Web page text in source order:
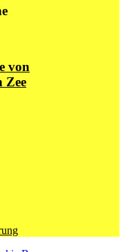
von
Zee